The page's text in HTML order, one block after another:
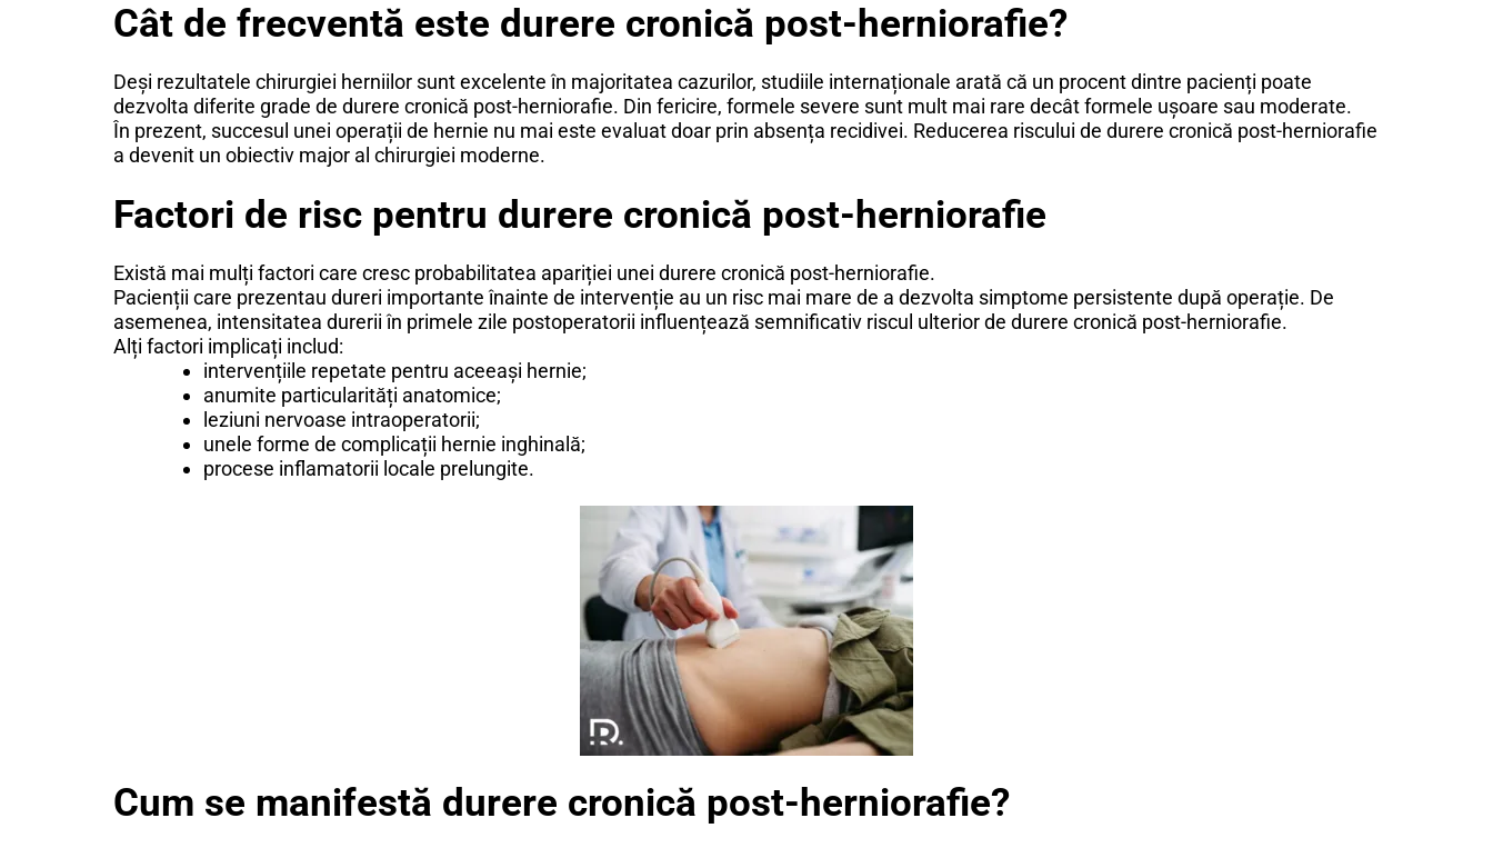
Cât de frecventă este durere cronică post-herniorafie?
Deși rezultatele chirurgiei herniilor sunt excelente în majoritatea cazurilor, studiile internaționale arată că un procent dintre pacienți poate
dezvolta diferite grade de durere cronică post-herniorafie. Din fericire, formele severe sunt mult mai rare decât formele ușoare sau moderate.
În prezent, succesul unei operații de hernie nu mai este evaluat doar prin absența recidivei. Reducerea riscului de durere cronică post-herniorafie
a devenit un obiectiv major al chirurgiei moderne.
Factori de risc pentru durere cronică post-herniorafie
Există mai mulți factori care cresc probabilitatea apariției unei durere cronică post-herniorafie.
Pacienții care prezentau dureri importante înainte de intervenție au un risc mai mare de a dezvolta simptome persistente după operație. De
asemenea, intensitatea durerii în primele zile postoperatorii influențează semnificativ riscul ulterior de durere cronică post-herniorafie.
Alți factori implicați includ:
intervențiile repetate pentru aceeași hernie;
anumite particularități anatomice;
leziuni nervoase intraoperatorii;
unele forme de complicații hernie inghinală;
procese inflamatorii locale prelungite.
Cum se manifestă durere cronică post-herniorafie?